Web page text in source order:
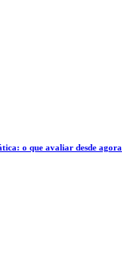
o que avaliar desde agora